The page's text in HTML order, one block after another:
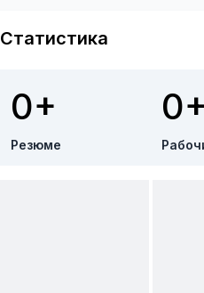
Статистика
0+
Резюме
0+